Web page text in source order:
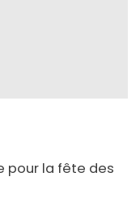
pour la fête des